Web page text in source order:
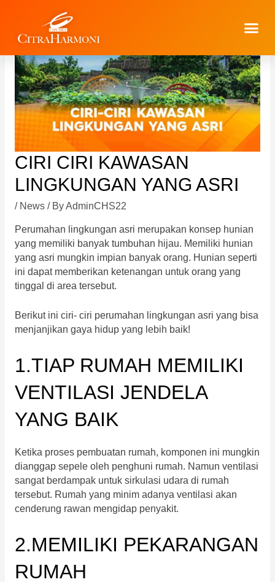
CIRI CIRI KAWASAN
LINGKUNGAN YANG ASRI
/ News/ ByAdminCHS22
Perumahan lingkungan asri merupakan konsep hunian
yang memiliki banyak tumbuhan hijau. Memiliki hunian
yang asri mungkin impian banyak orang. Hunian seperti
ini dapat memberikan ketenangan untuk orang yang
tinggal di area tersebut.
Berikut ini ciri- ciri perumahan lingkungan asri yang bisa
menjanjikan gaya hidup yang lebih baik!
1.TIAP RUMAH MEMILIKI
VENTILASI JENDELA
YANG BAIK
Ketika proses pembuatan rumah, komponen ini mungkin
dianggap sepele oleh penghuni rumah. Namun ventilasi
sangat berdampak untuk sirkulasi udara di rumah
tersebut. Rumah yang minim adanya ventilasi akan
cenderung rawan mengidap penyakit.
2.MEMILIKI PEKARANGAN
RUMAH